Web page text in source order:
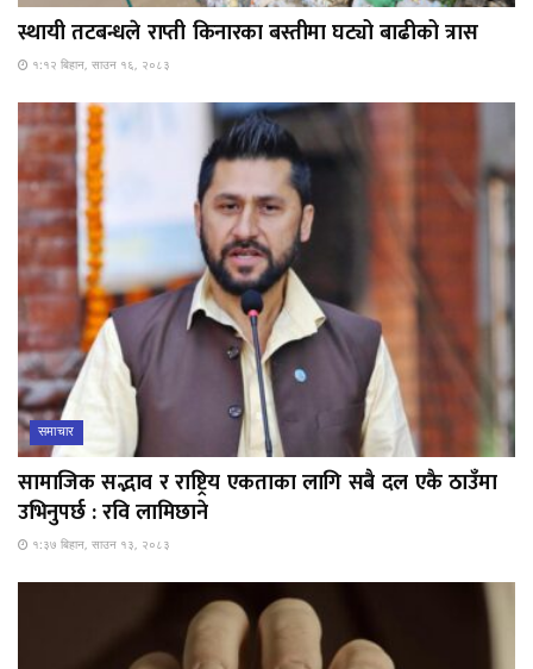
स्थायी तटबन्धले राप्ती किनारका बस्तीमा घट्यो बाढीको त्रास
१:१२ बिहान, साउन १६, २०८३
समाचार
सामाजिक सद्भाव र राष्ट्रिय एकताका लागि सबै दल एकै ठाउँमा
उभिनुपर्छ : रवि लामिछाने
१:३७ बिहान, साउन १३, २०८३